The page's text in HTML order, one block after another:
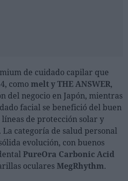
de cuidado capilar que
como melt y THE ANSWER,
del negocio en Japón, mientras
facial se benefició del buen
de protección solar y
categoría de salud personal
evolución, con buenos
PureOra Carbonic Acid
ocularesMegRhythm.